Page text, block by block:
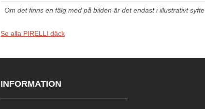
Om det finns en fälg med på bilden är det endast i illustrativt syfte
Se alla PIRELLI däck
INFORMATION